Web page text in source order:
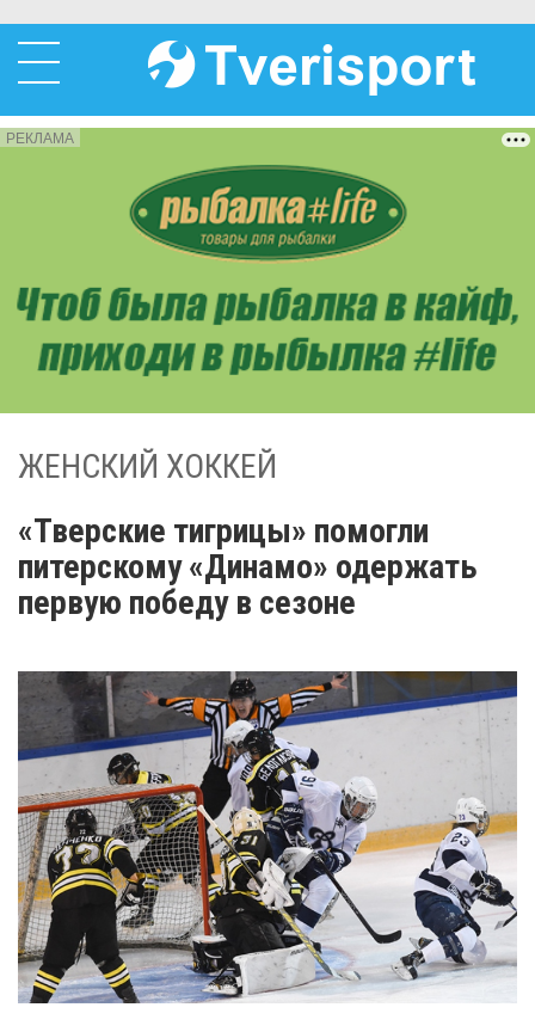
РЕКЛАМА
ЖЕНСКИЙ ХОККЕЙ
«Тверские тигрицы» помогли
питерскому «Динамо» одержать
первую победу в сезоне